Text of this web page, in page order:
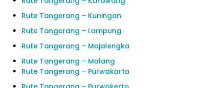
Rute Tangerang – Kuningan
Rute Tangerang – Lampung
Rute Tangerang – Majalengka
Rute Tangerang – Malang
Rute Tangerang – Purwakarta